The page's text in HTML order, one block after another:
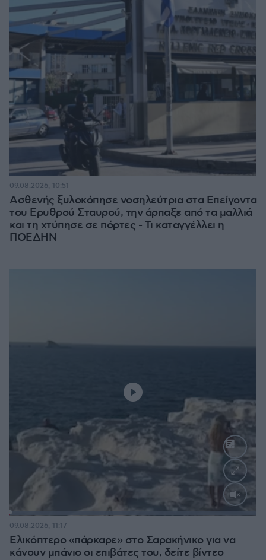
Ασθενής ξυλοκόπησε νοσηλεύτρια στα Επείγοντα
του Ερυθρού Σταυρού, την άρπαξε από τα μαλλιά
και τη χτύπησε σε πόρτες - Τι καταγγέλλει η
ΠΟΕΔΗΝ
09.08.2026, 10:51
Loaded
Ελικόπτερο «πάρκαρε» στο Σαρακήνικο για να
κάνουν μπάνιο οι επιβάτες του, δείτε βίντεο
09.08.2026, 11:17